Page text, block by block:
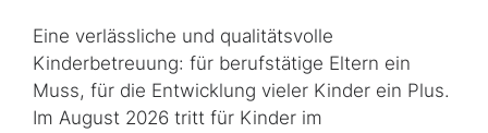
Eine verlässliche und qualitätsvolle
Kinderbetreuung: für berufstätige Eltern ein
Muss, für die Entwicklung vieler Kinder ein Plus.
Im August 2026 tritt für Kinder im